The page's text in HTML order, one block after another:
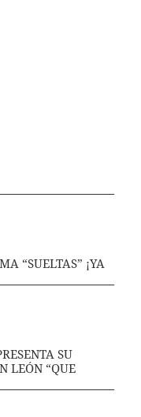
“SUELTAS” ¡YA
SU
LEÓN “QUE